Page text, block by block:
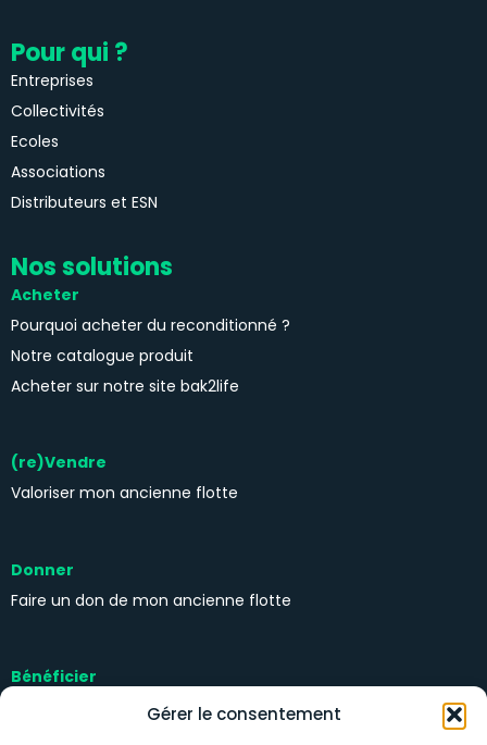
Gérer le consentement
Pour qui ?
Entreprises
Collectivités
Ecoles
Associations
Distributeurs et ESN
Nos solutions
Acheter
Pourquoi acheter du reconditionné ?
Notre catalogue produit
Acheter sur notre site bak2life
(re)Vendre
Valoriser mon ancienne flotte
Donner
Faire un don de mon ancienne flotte
Bénéficier